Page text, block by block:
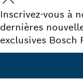
Inscrivez-vous à
dernières
exclusives Bosch